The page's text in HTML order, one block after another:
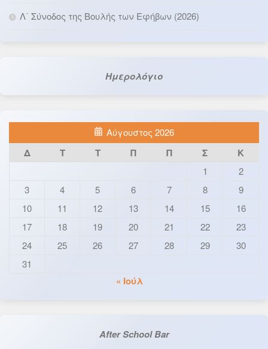
Λ΄ Σύνοδος της Βουλής των Εφήβων (2026)
Ημερολόγιο
Αύγουστος 2026
Δ Τ Τ Π Π Σ Κ
1
2
3
4 5 6 7 8
9
10
11 12 13 14 15
16
17
18 19 20 21 22
23
24
25 26 27 28 29
30
31
« Ιούλ
After School Bar